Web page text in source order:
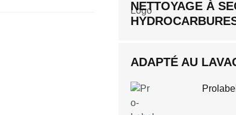
NETTOYAGE À
ADAPTÉ AU